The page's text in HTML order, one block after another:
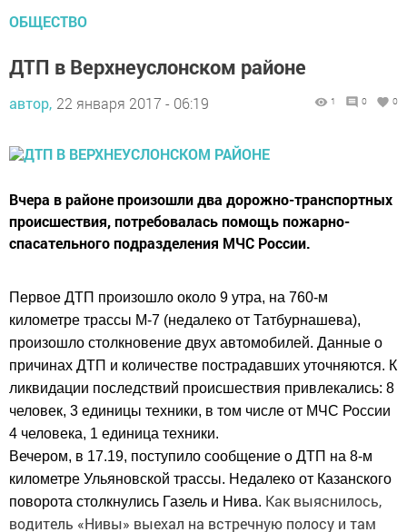
ОБЩЕСТВО
ДТП в Верхнеуслонском районе
автор, 22 января 2017 - 06:19 1 0 0
Вчера в районе произошли два дорожно-транспортных
происшествия, потребовалась помощь пожарно-
спасательного подразделения МЧС России.
Первое ДТП произошло около 9 утра, на 760-м
километре трассы М-7 (недалеко от Татбурнашева),
произошло столкновение двух автомобилей. Данные о
причинах ДТП и количестве пострадавших уточняются. К
ликвидации последствий происшествия привлекались: 8
человек, 3 единицы техники, в том числе от МЧС России
4 человека, 1 единица техники.
Вечером, в 17.19, поступило сообщение о ДТП на 8-м
километре Ульяновской трассы. Недалеко от Казанского
поворота столкнулись Газель и Нива. Как выяснилось,
водитель «Нивы» выехал на встречную полосу и там